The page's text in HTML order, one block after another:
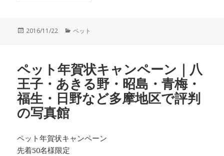
投
2016/11/22
カ
ー
ペット
ペット年賀状キャンペーン｜八
王子・あきる野・昭島・青梅・
福生・日野など多摩地区で評判
の写真館
ペット年賀状キャンペーン
先着50名様限定